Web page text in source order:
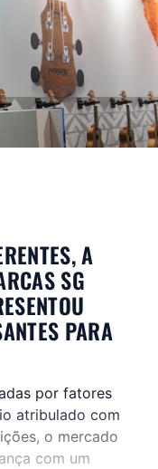
A
SG
PARA
por fatores
atribulado com
o mercado
com um